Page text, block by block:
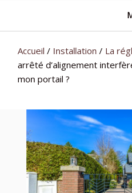
Accueil / Installation / La
arrêté d’alignement
mon portail ?